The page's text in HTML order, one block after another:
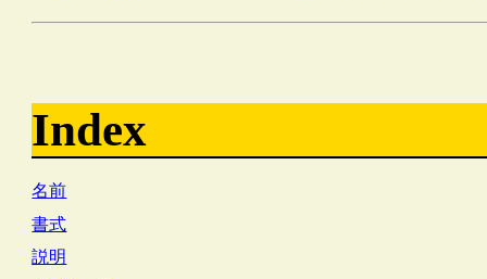
Index
名前
書式
説明